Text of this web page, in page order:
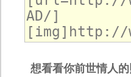
想看看你前世情人